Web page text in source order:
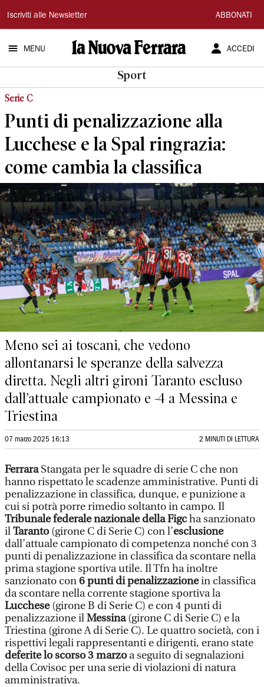
La
Nuova
Ferrara
Iscriviti alle Newsletter ABBONATI
MENU ACCEDI
Sport
Serie C
Punti di penalizzazione alla
Lucchese e la Spal ringrazia:
come cambia la classifica
Meno sei ai toscani, che vedono
allontanarsi le speranze della salvezza
diretta. Negli altri gironi Taranto escluso
dall’attuale campionato e -4 a Messina e
Triestina
07 marzo 2025 16:13 2 MINUTI DI LETTURA
FerraraStangata per le squadre di serie C che non
hanno rispettato le scadenze amministrative. Punti di
penalizzazione in classifica, dunque, e punizione a
cui si potrà porre rimedio soltanto in campo. Il
Tribunale federale nazionale della Figcha sanzionato
ilTaranto(girone C di Serie C) con l’esclusione
dall’attuale campionato di competenza nonché con 3
punti di penalizzazione in classifica da scontare nella
prima stagione sportiva utile. Il Tfn ha inoltre
sanzionato con6 punti di penalizzazionein classifica
da scontare nella corrente stagione sportiva la
Lucchese(girone B di Serie C) e con 4 punti di
penalizzazione ilMessina(girone C di Serie C) e la
Triestina (girone A di Serie C). Le quattro società, con i
rispettivi legali rappresentanti e dirigenti, erano state
deferite lo scorso 3 marzoa seguito di segnalazioni
della Covisoc per una serie di violazioni di natura
amministrativa.